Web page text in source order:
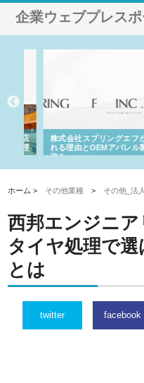
企業ウェブプレス
株式会社スプリングエフが選
れる理由とOEMアパレル製造
強み
ホーム > その他業種 > その他_法
西邦エンジニ
タイヤ処理で
とは
twitter facebook